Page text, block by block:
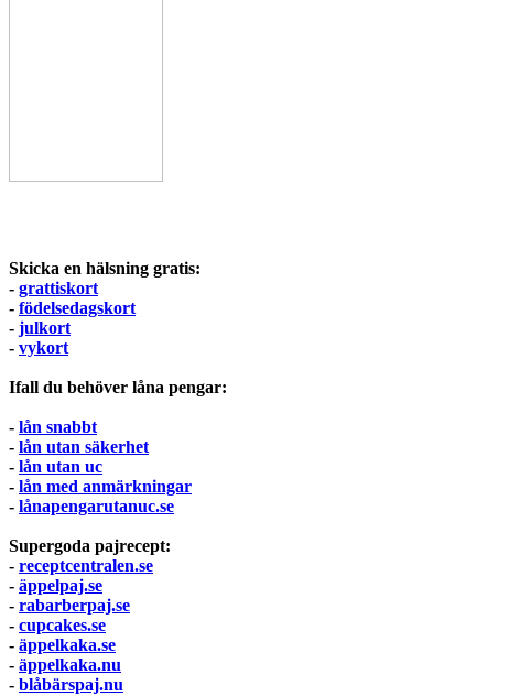
Skicka en hälsning gratis:
- grattiskort
- födelsedagskort
- julkort
- vykort
Ifall du behöver låna pengar:
- lån snabbt
- lån utan säkerhet
- lån utan uc
- lån med anmärkningar
- lånapengarutanuc.se
Supergoda pajrecept:
- receptcentralen.se
- äppelpaj.se
- rabarberpaj.se
- cupcakes.se
- äppelkaka.se
- äppelkaka.nu
- blåbärspaj.nu